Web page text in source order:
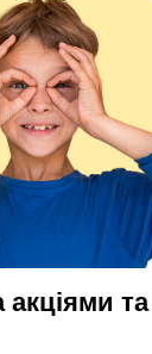
акціями та